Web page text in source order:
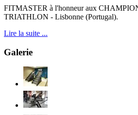
FITMASTER à l'honneur aux
TRIATHLON - Lisbonne (Portugal).
Lire la suite ...
Galerie